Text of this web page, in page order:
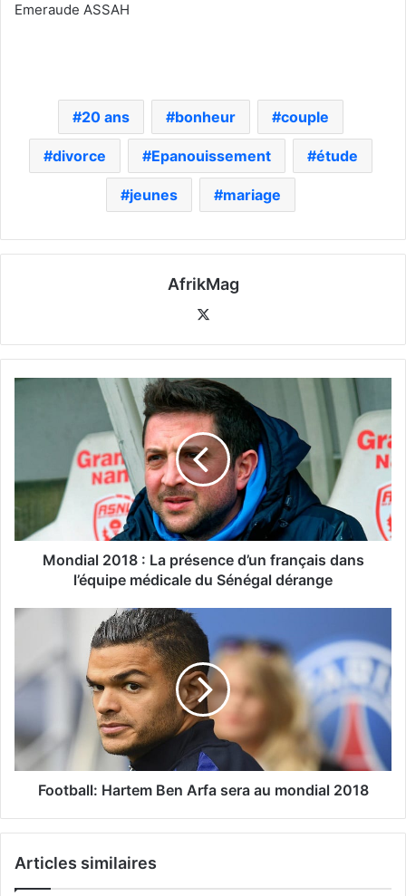
Emeraude ASSAH
20 ans bonheur couple
divorce Epanouissement étude
jeunes mariage
AfrikMag
Mondial 2018 : La présence d’un français dans
l’équipe médicale du Sénégal dérange
Football: Hartem Ben Arfa sera au mondial 2018
Articles similaires